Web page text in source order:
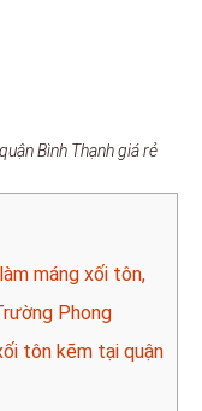
Bình Thạnh giá rẻ
máng xối tôn,
Phong
tôn kẽm tại quận